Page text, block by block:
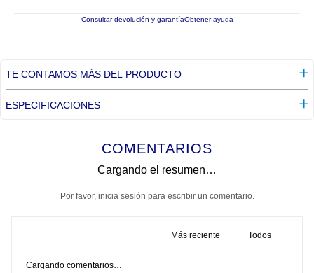
Consultar devolución y garantíaObtener ayuda
TE CONTAMOS MÁS DEL PRODUCTO
ESPECIFICACIONES
COMENTARIOS
Cargando el resumen…
Por favor, inicia sesión para escribir un comentario.
Más reciente Todos
Cargando comentarios…